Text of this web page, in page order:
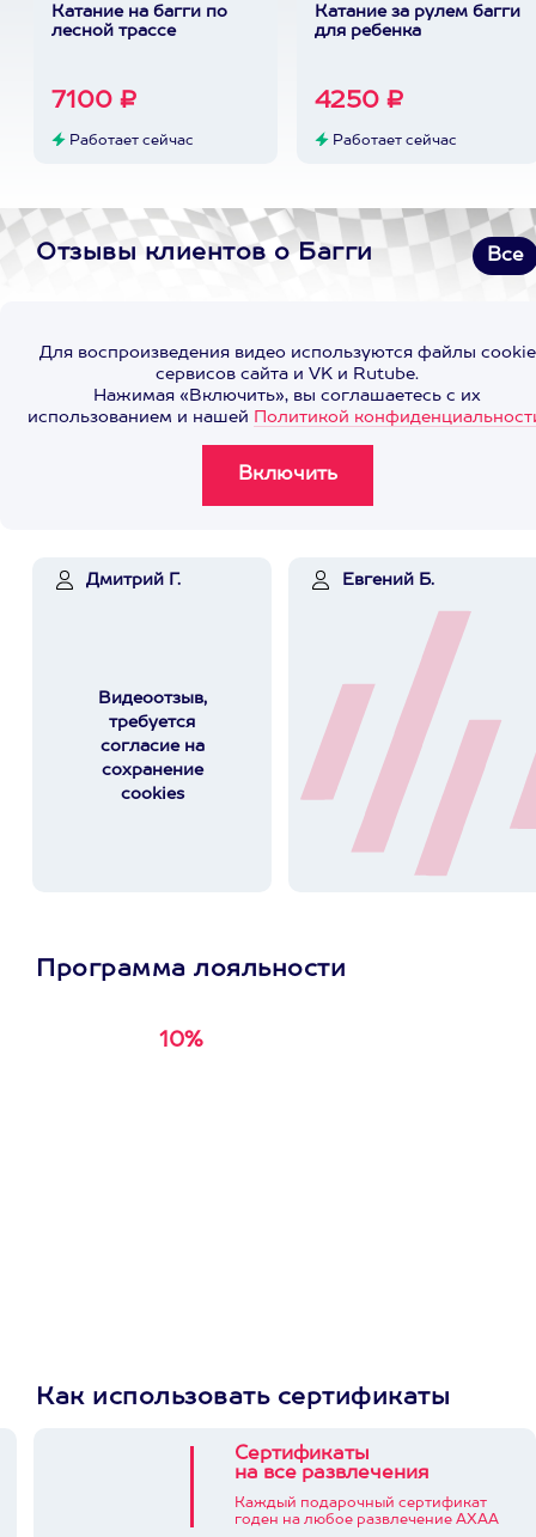
Катание на багги по
лесной трассе
7100 ₽
Работает сейчас
Катание за рулем багги
для ребенка
4250 ₽
Работает сейчас
Отзывы клиентов о Багги Все
Для воспроизведения видео используются файлы cookie
сервисов сайта и VK и Rutube.
Нажимая «Включить», вы соглашаетесь с их
использованием и нашей Политикой
Дмитрий Г.
Видеоотзыв,
требуется
согласие на
сохранение
cookies
Евгений Б.
Программа лояльности
10%
Как использовать сертификаты
Сертификаты
на все развлечения
Каждый подарочный сертификат
годен на любое развлечение АХАА